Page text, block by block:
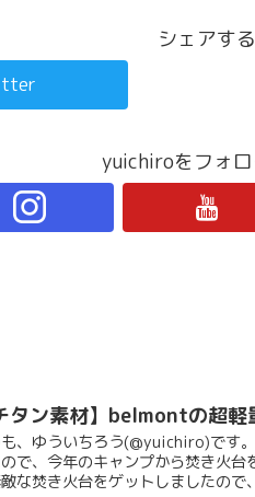
シェアする
yuichiroをフォ
タン素材】belmontの超
、ゆういちろう(@yuichiro)です
で、今年のキャンプから焚き火
な焚き火台をゲットしましたので